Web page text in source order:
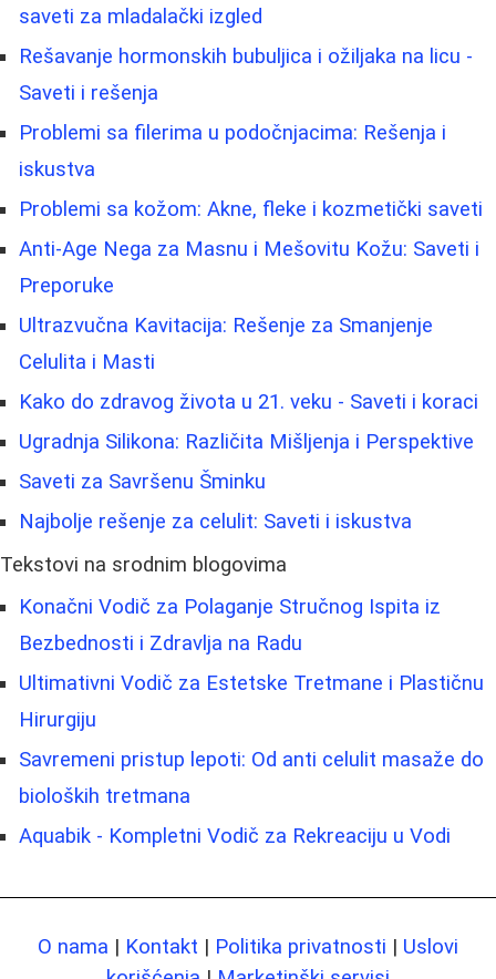
saveti za mladalački izgled
Rešavanje hormonskih bubuljica i ožiljaka na licu -
Saveti i rešenja
Problemi sa filerima u podočnjacima: Rešenja i
iskustva
Problemi sa kožom: Akne, fleke i kozmetički saveti
Anti-Age Nega za Masnu i Mešovitu Kožu: Saveti i
Preporuke
Ultrazvučna Kavitacija: Rešenje za Smanjenje
Celulita i Masti
Kako do zdravog života u 21. veku - Saveti i koraci
Ugradnja Silikona: Različita Mišljenja i Perspektive
Saveti za Savršenu Šminku
Najbolje rešenje za celulit: Saveti i iskustva
Tekstovi na srodnim blogovima
Konačni Vodič za Polaganje Stručnog Ispita iz
Bezbednosti i Zdravlja na Radu
Ultimativni Vodič za Estetske Tretmane i Plastičnu
Hirurgiju
Savremeni pristup lepoti: Od anti celulit masaže do
bioloških tretmana
Aquabik - Kompletni Vodič za Rekreaciju u Vodi
O nama | Kontakt | Politika privatnosti | Uslovi